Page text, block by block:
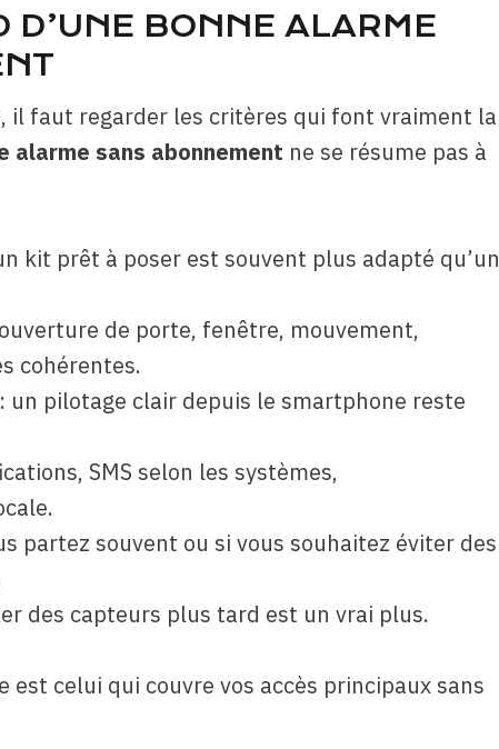
D’UNE BONNE ALARME
il faut regarder les critères qui font vraiment la
alarme sans abonnement ne se résume pas à
kit prêt à poser est souvent plus adapté qu’un
de porte, fenêtre, mouvement,
cohérentes.
: un pilotage clair depuis le smartphone reste
SMS selon les systèmes,
partez souvent ou si vous souhaitez éviter des
des capteurs plus tard est un vrai plus.
celui qui couvre vos accès principaux sans